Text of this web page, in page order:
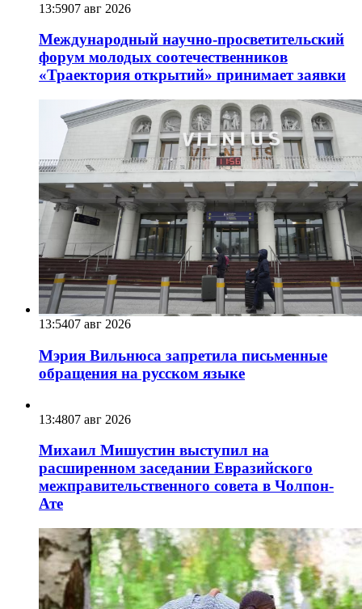
13:5907 авг 2026
Международный научно-просветительский
форум молодых соотечественников
«Траектория открытий» принимает заявки
13:5407 авг 2026
Мэрия Вильнюса запретила письменные
обращения на русском языке
13:4807 авг 2026
Михаил Мишустин выступил на
расширенном заседании Евразийского
межправительственного совета в Чолпон-
Ате